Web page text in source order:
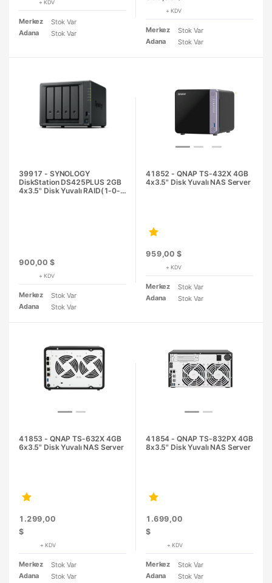
+ KDV
Merkez
Stok Var
Adana
Stok Var
+ KDV
Merkez
Stok Var
Adana
Stok Var
39917 - SYNOLOGY
DiskStation DS425PLUS 2GB
4x3.5" Disk Yuvalı RAID(1-0-
900,00 $
+ KDV
Merkez
Stok Var
Adana
Stok Var
41852 - QNAP TS-432X 4GB
4x3.5" Disk Yuvalı NAS Server
959,00 $
+ KDV
Merkez
Stok Var
Adana
Stok Var
41853 - QNAP TS-632X 4GB
6x3.5" Disk Yuvalı NAS Server
1.299,00
$
+ KDV
Merkez
Stok Var
Adana
Stok Var
41854 - QNAP TS-832PX 4GB
8x3.5" Disk Yuvalı NAS Server
1.699,00
$
+ KDV
Merkez
Stok Var
Adana
Stok Var